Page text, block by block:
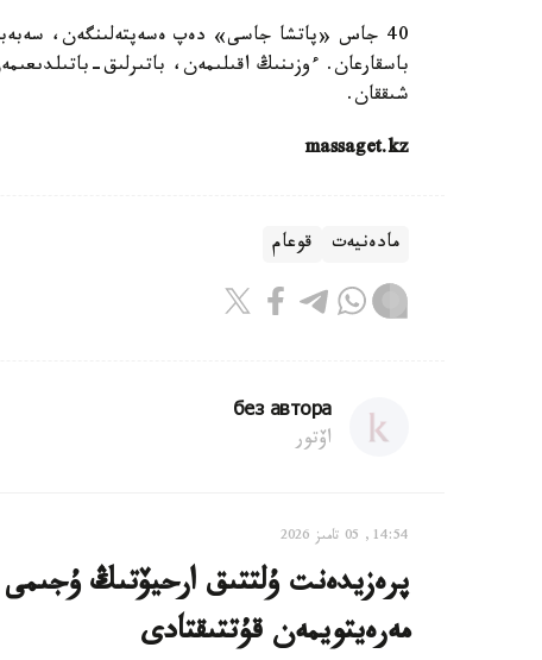
40 جاس «پاتشا جاسى» دەپ ەسەپتەلىنگەن،
باسقارعان. ءوزىنىڭ اقىلىمەن، باتىرلىق-
شىققان.
massaget.kz
مادەنيەت قوعام
без автора
اۆتور
14:54, 05 تامىز 2026
مەرەيتويمەن قۇتتىقتادى